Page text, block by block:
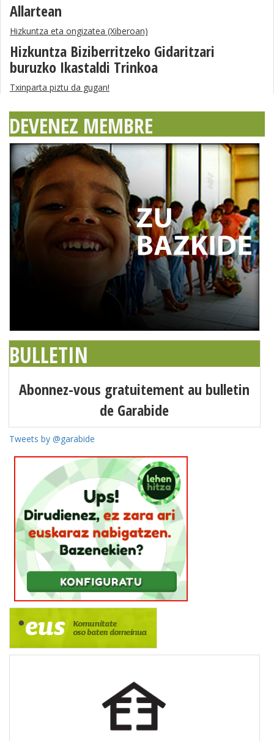
Allartean
Hizkuntza eta ongizatea (Xiberoan)
Hizkuntza Biziberritzeko Gidaritzari
buruzko Ikastaldi Trinkoa
Txinparta piztu da gugan!
DEVENEZ MEMBRE
BULLETIN
Abonnez-vous gratuitement au bulletin
de Garabide
Tweets by @garabide